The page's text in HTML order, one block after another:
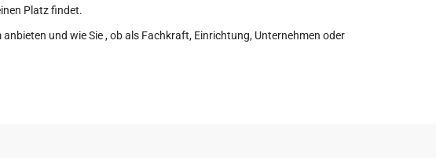
Platz findet.
und wie Sie , ob als Fachkraft, Einrichtung, Unternehmen oder